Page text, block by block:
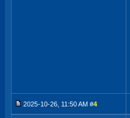
2025-10-26, 11:50 AM #4